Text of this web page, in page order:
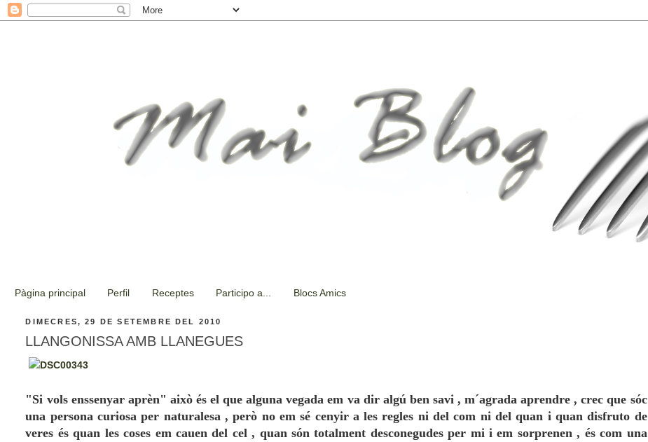
Pàgina principal Perfil Receptes Participo a... Blocs Amics
DIMECRES, 29 DE SETEMBRE DEL 2010
LLANGONISSA AMB LLANEGUES
"Si vols enssenyar aprèn" això és el que alguna vegada em va dir algú ben savi , m´agrada aprendre , crec que sóc
una persona curiosa per naturalesa , però no em sé cenyir a les regles ni del com ni del quan i quan disfruto de
veres és quan les coses em cauen del cel , quan són totalment desconegudes per mi i em sorprenen , és com una